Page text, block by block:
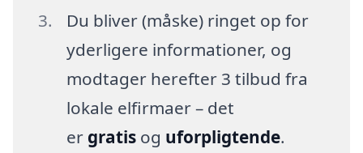
Du bliver (måske) ringet op for
yderligere informationer, og
modtager herefter 3 tilbud fra
lokale elfirmaer – det
er gratisog uforpligtende.